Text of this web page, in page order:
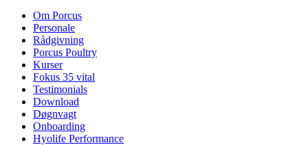
Om Porcus
Personale
Rådgivning
Porcus Poultry
Kurser
Fokus 35 vital
Testimonials
Download
Døgnvagt
Onboarding
Hyolife Performance